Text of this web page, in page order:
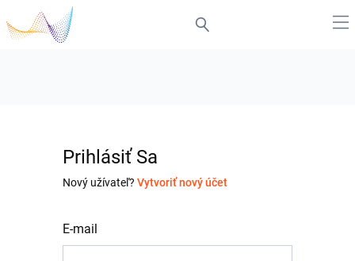
Prihlásiť Sa
Nový užívateľ? Vytvoriť nový účet
E-mail